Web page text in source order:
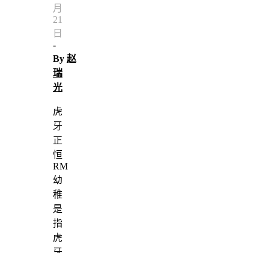
月
21
日
-
By 赵
瑞
光
虎
牙
正
恒
RM
幼
稚
是
指
虎